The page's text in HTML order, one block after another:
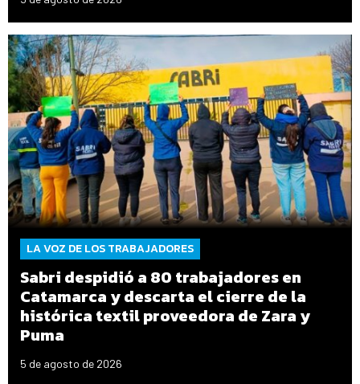
LA VOZ DE LOS TRABAJADORES
Sabri despidió a 80 trabajadores en
Catamarca y descarta el cierre de la
histórica textil proveedora de Zara y
Puma
5 de agosto de 2026